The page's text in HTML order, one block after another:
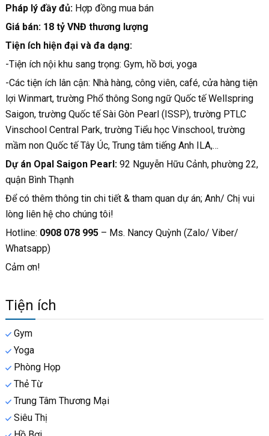
Pháp lý đầy đủ:Hợp đồng mua bán
Giá bán: 18 tỷ VNĐ thương lượng
Tiện ích hiện đại và đa dạng:
-Tiện ích nội khu sang trọng: Gym, hồ bơi, yoga
-Các tiện ích lân cận: Nhà hàng, công viên, café, cửa hàng tiện
lợi Winmart, trường Phổ thông Song ngữ Quốc tế Wellspring
Saigon, trường Quốc tế Sài Gòn Pearl (ISSP), trường PTLC
Vinschool Central Park, trường Tiểu học Vinschool, trường
mầm non Quốc tế Tây Úc, Trung tâm tiếng Anh ILA,…
Dự án Opal Saigon Pearl:92 Nguyễn Hữu Cảnh, phường 22,
quận Bình Thạnh
Để có thêm thông tin chi tiết & tham quan dự án; Anh/ Chị vui
lòng liên hệ cho chúng tôi!
Hotline: 0908 078 995– Ms. Nancy Quỳnh (Zalo/ Viber/
Whatsapp)
Cảm ơn!
Tiện ích
Gym
Yoga
Phòng Họp
Thẻ Từ
Trung Tâm Thương Mại
Siêu Thị